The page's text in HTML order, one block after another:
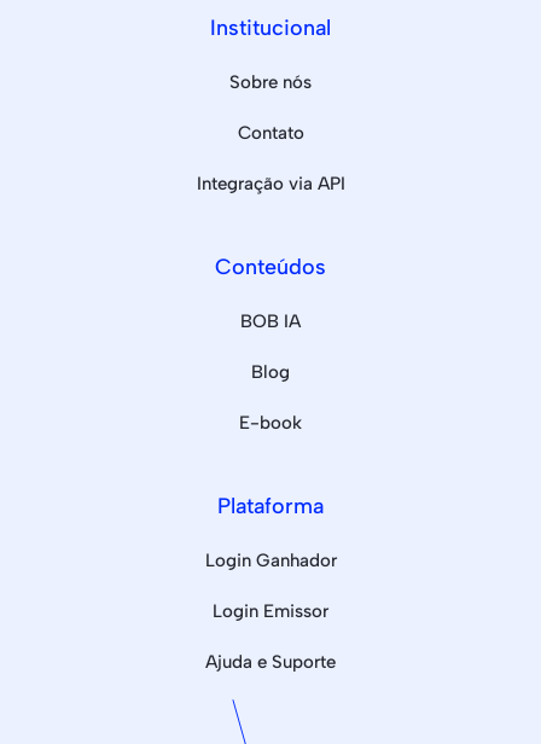
Institucional
Sobre nós
Contato
Integração via API
Conteúdos
BOB IA
Blog
E-book
Plataforma
Login Ganhador
Login Emissor
Ajuda e Suporte